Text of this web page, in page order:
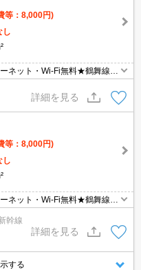
等：8,000円)
し
ネット・Wi-Fi無料★鶴舞線
ーやドラッグストアがあり、生
詳細を見る
等：8,000円)
し
ネット・Wi-Fi無料★鶴舞線
やドラッグストアがあり、生
幹線
詳細を見る
する